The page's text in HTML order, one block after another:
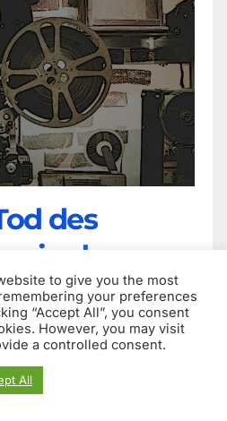
des
in der
Welt“
Freunde) ihn Rossi, was
spanischen Vornamens
to give you the most
your preferences
“Accept All”, you consent
However, you may visit
a controlled consent.
All